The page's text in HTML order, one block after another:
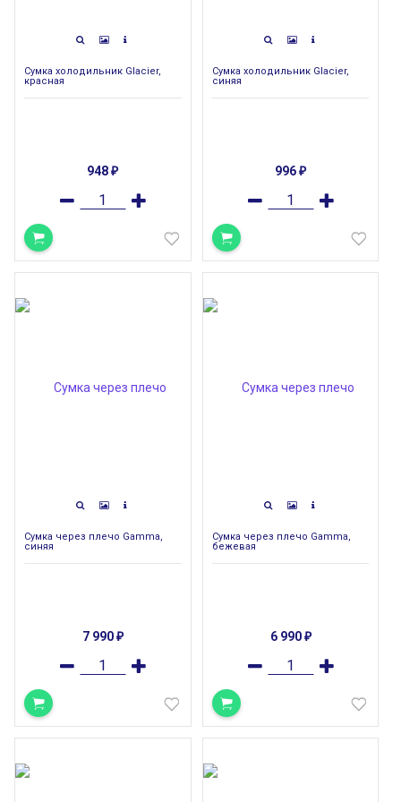
Сумка холодильник Glacier,
красная
948₽
Сумка холодильник Glacier,
синяя
996₽
Сумка через плечо Gamma,
синяя
7 990 ₽
Сумка через плечо Gamma,
бежевая
6 990 ₽